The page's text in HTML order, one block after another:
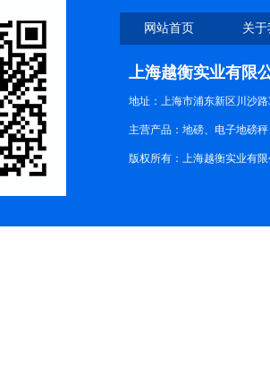
网站首页 关
上海越衡实业有限
地址：上海市浦东新区川沙路
主营产品：地磅、电子地磅
版权所有：上海越衡实业有